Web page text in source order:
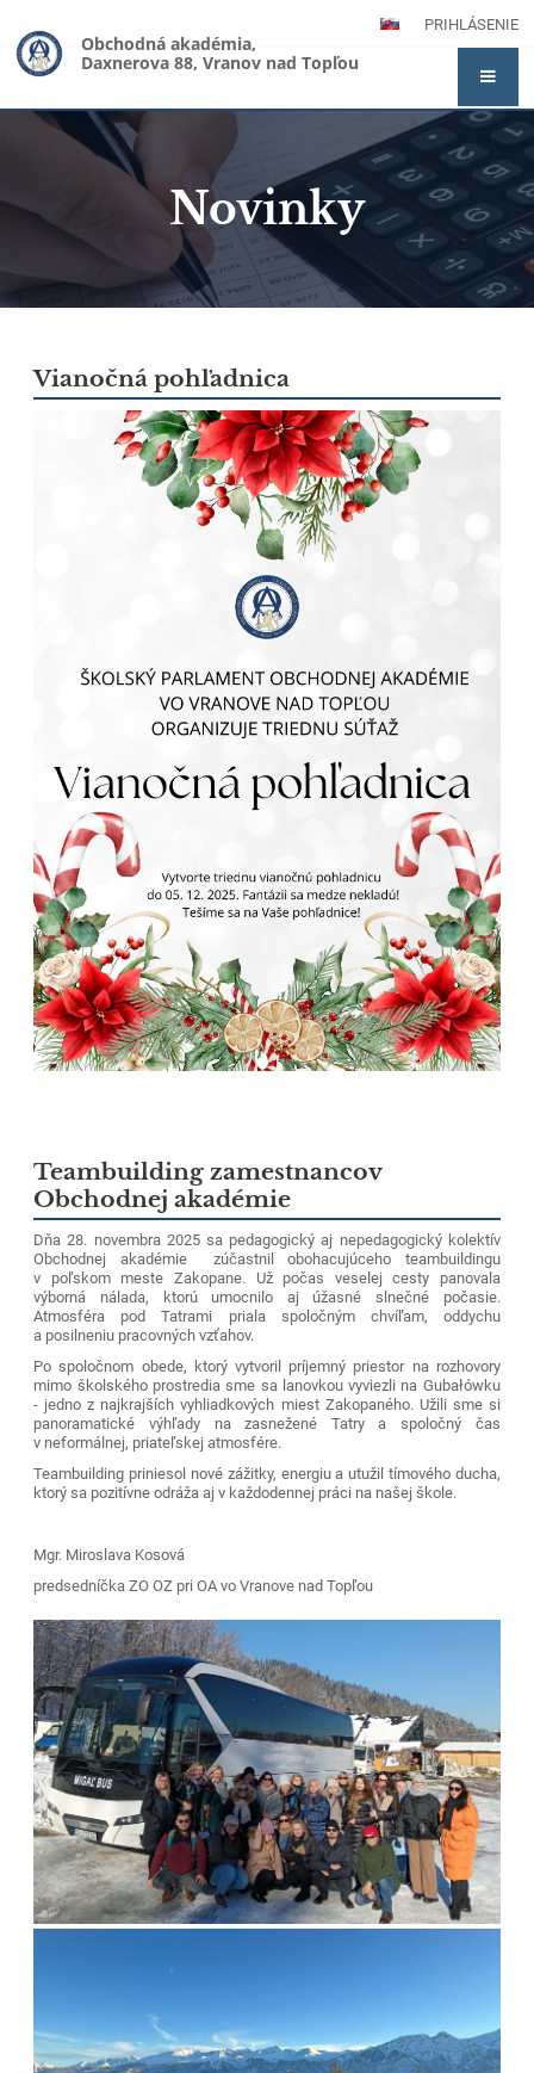
PRIHLÁSENIE
Obchodná akadémia,
Daxnerova 88, Vranov nad Topľou
Novinky
Vianočná pohľadnica
Teambuilding zamestnancov
Obchodnej akadémie
Dňa 28. novembra 2025 sa pedagogický aj nepedagogický kolektív
Obchodnej akadémie zúčastnil obohacujúceho teambuildingu
v poľskom meste Zakopane. Už počas veselej cesty panovala
výborná nálada, ktorú umocnilo aj úžasné slnečné počasie.
Atmosféra pod Tatrami priala spoločným chvíľam, oddychu
a posilneniu pracovných vzťahov.
Po spoločnom obede, ktorý vytvoril príjemný priestor na rozhovory
mimo školského prostredia sme sa lanovkou vyviezli na Gubałówku
- jedno z najkrajších vyhliadkových miest Zakopaného. Užili sme si
panoramatické výhľady na zasnežené Tatry a spoločný čas
v neformálnej, priateľskej atmosfére.
Teambuilding priniesol nové zážitky, energiu a utužil tímového ducha,
ktorý sa pozitívne odráža aj v každodennej práci na našej škole.
Mgr. Miroslava Kosová
predsedníčka ZO OZ pri OA vo Vranove nad Topľou